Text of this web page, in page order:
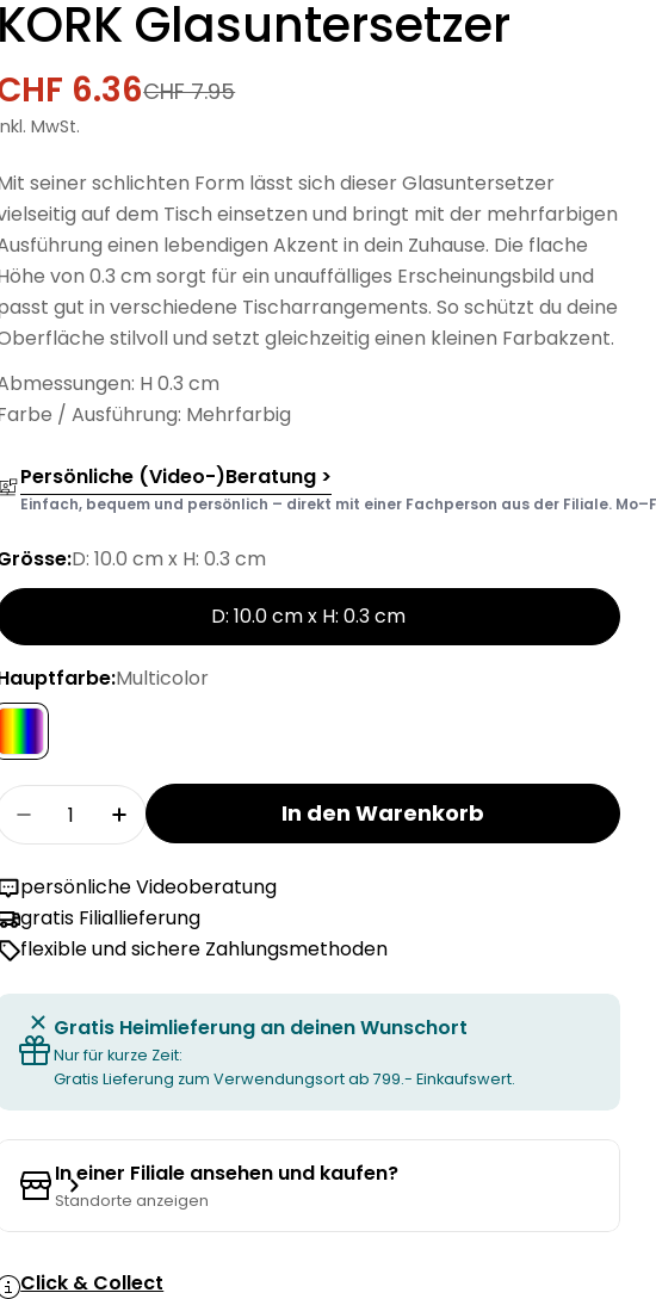
KORK Glasuntersetzer
6.36CHF 7.95
MwSt.
seiner schlichten Form lässt sich dieser Glasuntersetzer
auf dem Tisch einsetzen und bringt mit der mehrfarbigen
einen lebendigen Akzent in dein Zuhause. Die flache
von 0.3 cm sorgt für ein unauffälliges Erscheinungsbild und
gut in verschiedene Tischarrangements. So schützt du deine
stilvoll und setzt gleichzeitig einen kleinen Farbakzent.
H 0.3 cm
/ Ausführung: Mehrfarbig
Persönliche (Video-)Beratung >
Einfach, bequem und persönlich – direkt mit einer Fachperson aus der Filiale. Mo–Fr
D: 10.0 cm x H: 0.3 cm
D: 10.0 cm x H: 0.3 cm
Multicolor
Menge für KORK Glasuntersetzer verringern
Menge für KORK Glasuntersetzer erhöhen
In den Warenkorb
persönliche Videoberatung
gratis Filiallieferung
flexible und sichere Zahlungsmethoden
Gratis Heimlieferung an deinen Wunschort
Nur für kurze Zeit:
Gratis Lieferung zum Verwendungsort ab 799.- Einkaufswert.
In einer Filiale ansehen und kaufen?
Standorte anzeigen
Click & Collect